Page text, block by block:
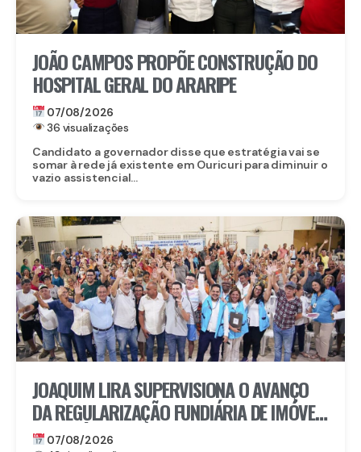
JOÃO CAMPOS PROPÕE CONSTRUÇÃO DO
HOSPITAL GERAL DO ARARIPE
07/08/2026
36 visualizações
Candidato a governador disse que estratégia vai se
somar à rede já existente em Ouricuri para diminuir o
vazio assistencial...
JOAQUIM LIRA SUPERVISIONA O AVANÇO
DA REGULARIZAÇÃO FUNDIÁRIA DE IMÓVEIS
EM VITÓRIA DE SANTO ANTÃO
07/08/2026